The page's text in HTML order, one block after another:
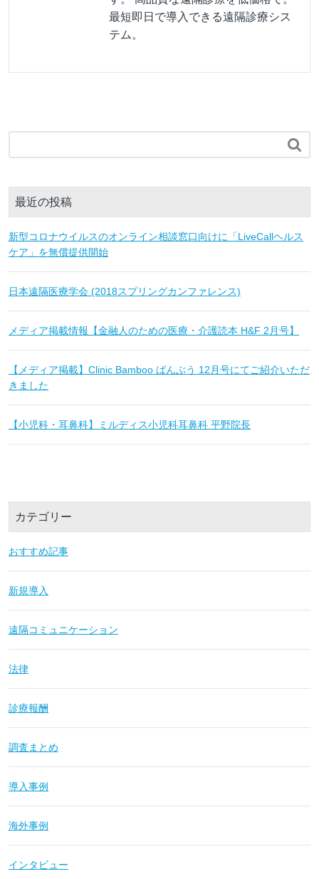
最短即日で導入できる遠隔診療シス
テム。

最近の投稿
新型コロナウイルスのオンライン相談窓口向けに「LiveCallヘルス
ケア」を無償提供開始
日本遠隔医療学会 (2018スプリングカンファレンス)
メディア掲載情報【金融人のための医療・介護読本 H&F 2月号】
【メディア掲載】Clinic Bamboo ばんぶう 12月号にてご紹介いただ
きました
【小児科・耳鼻科】ミルディス小児科耳鼻科 平野院長
カテゴリー
おすすめ記事
新規導入
遠隔コミュニケーション
法律
診療報酬
調査まとめ
導入事例
海外事例
インタビュー